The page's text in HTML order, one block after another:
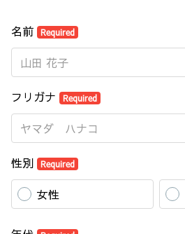
名前 Required
フリガナ Required
性別 Required
女性